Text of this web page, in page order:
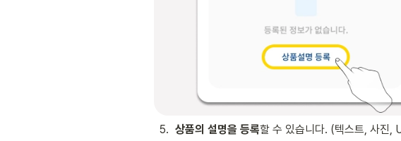
5. 상품의 설명을 등록할 수 있습니다. (텍스트, 사진,